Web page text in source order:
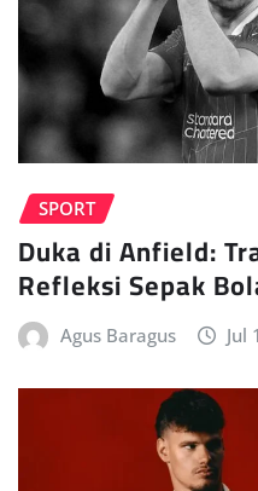
SPORT
Duka di Anfield:
Refleksi Sepak
Agus Baragus Jul